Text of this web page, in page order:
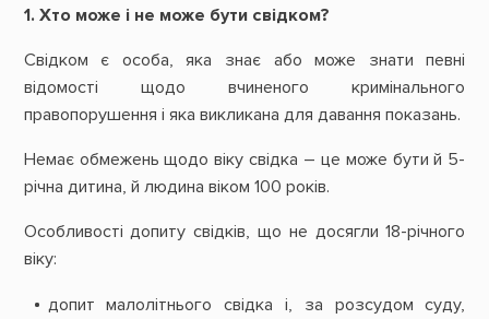
1. Хто може і не може бути свідком?
Свідком є особа, яка знає або може знати певні
відомості щодо вчиненого кримінального
правопорушення і яка викликана для давання показань.
Немає обмежень щодо віку свідка – це може бути й 5-
річна дитина, й людина віком 100 років.
Особливості допиту свідків, що не досягли 18-річного
віку:
допит малолітнього свідка і, за розсудом суду,